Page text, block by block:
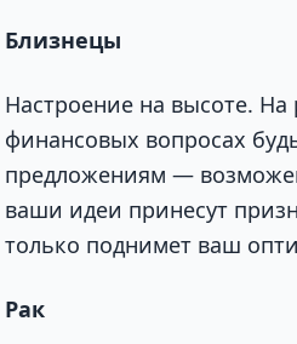
Близнецы
Настроение на высоте. На
финансовых вопросах
предложениям —
ваши идеи принесут
только поднимет ваш
Рак